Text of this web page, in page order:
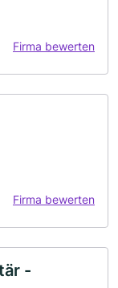
Firma bewerten
Firma bewerten
-